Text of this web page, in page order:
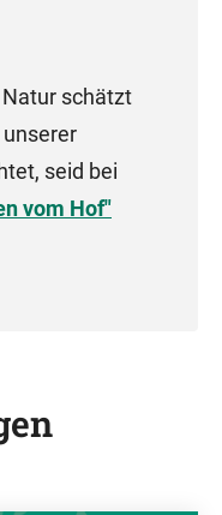
schätzt
seid bei
vom Hof"